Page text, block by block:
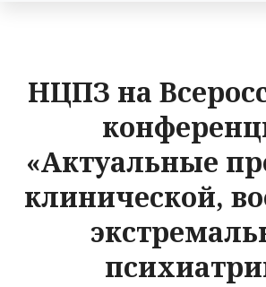
НЦПЗ на
«Актуальные
клинической,